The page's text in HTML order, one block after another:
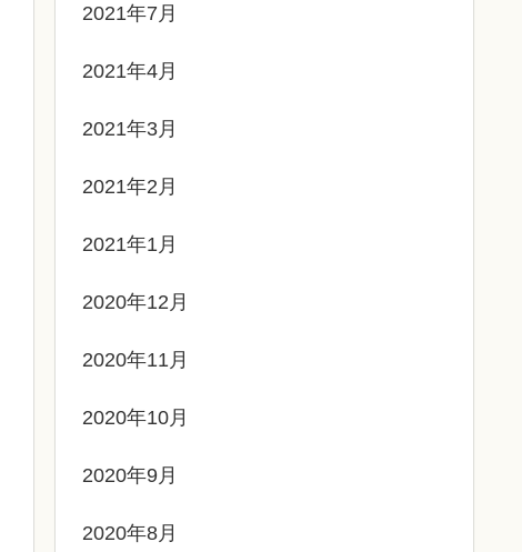
2021年7月
2021年4月
2021年3月
2021年2月
2021年1月
2020年12月
2020年11月
2020年10月
2020年9月
2020年8月